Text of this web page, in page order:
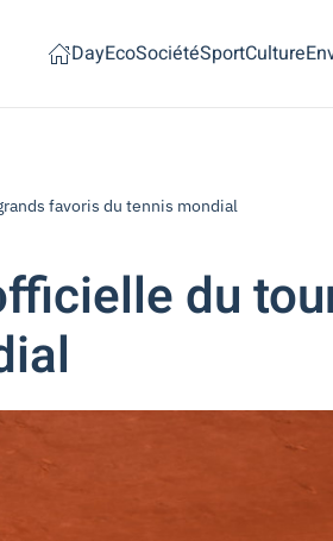
DayEcoSociétéSportCulture
favoris du tennis mondial
du